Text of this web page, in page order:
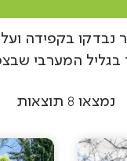
בקפידה
בגליל המערבי
נמצאו 8 תוצאות